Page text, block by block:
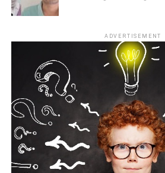
ADVERTISEMENT